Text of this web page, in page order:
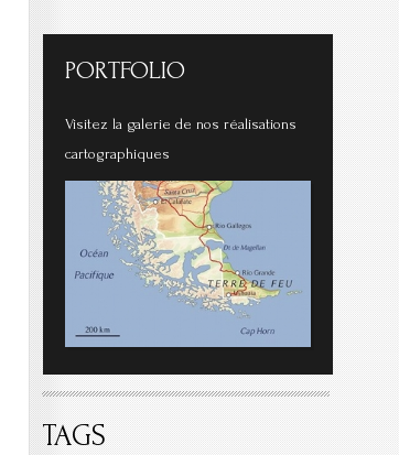
PORTFOLIO
Visitez la galerie de nos réalisations
cartographiques
TAGS